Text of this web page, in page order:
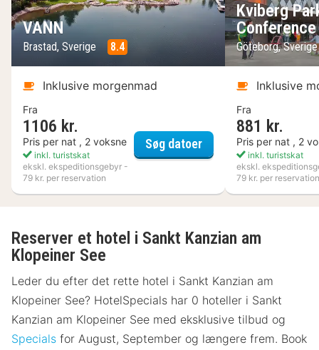
VANN
Brastad, Sverige 8.4
Inklusive morgenmad
Fra
1106 kr.
Pris per nat , 2 voksne
inkl. turistskat
ekskl. ekspeditionsgebyr -
79 kr. per reservation
Søg datoerVANN
Kviberg
Conference
Göteborg,
Inklusive
Fra
881 kr.
Pris per nat , 2
inkl. turistskat
ekskl.
79 kr. per reservation
Reserver et hotel i Sankt Kanzian am
Klopeiner See
Leder du efter det rette hotel i Sankt Kanzian am
Klopeiner See? HotelSpecials har 0 hoteller i Sankt
Kanzian am Klopeiner See med eksklusive tilbud og
Specials for August, September og længere frem. Book